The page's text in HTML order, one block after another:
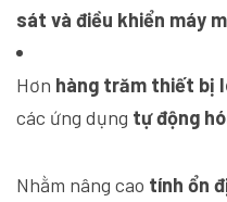
sát và điều khiển máy
Hơn hàng trăm thiết bị
các ứng dụng tự động
Nhằm nâng cao tính ổn